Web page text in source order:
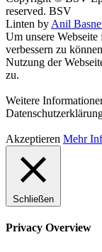
reserved. BSV
Linten by Anil
Um unsere
verbessern zu
Nutzung der
zu.
Weitere
Akzeptieren Mehr
Schließen
Privacy Overview